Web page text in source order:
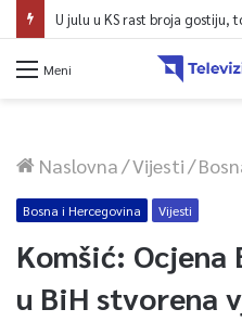
Meni
Naslovna/Vijesti/
Bosna i Hercegovina Vijesti
Komšić: Ocjena
u BiH stvorena